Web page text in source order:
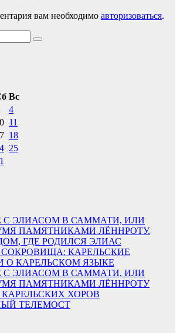
вам необходимо авторизоваться.
Вс
4
11
18
25
С ЭЛИАСОМ В САММАТИ, ИЛИ
ПАМЯТНИКАМИ ЛЁННРОТУ.
ГДЕ РОДИЛСЯ ЭЛИАС
КАРЕЛЬСКИЕ
О КАРЕЛЬСКОМ ЯЗЫКЕ
С ЭЛИАСОМ В САММАТИ, ИЛИ
ПАМЯТНИКАМИ ЛЁННРОТУ
КАРЕЛЬСКИХ ХОРОВ
ТЕЛЕМОСТ